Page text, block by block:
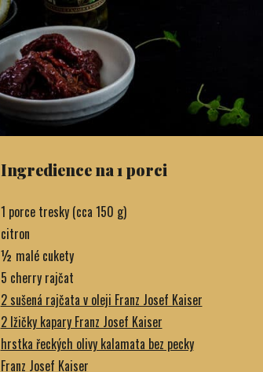
Ingredience na 1 porci
1 porce tresky (cca 150 g)
citron
½ malé cukety
5 cherry rajčat
2 sušená rajčata v oleji Franz Josef Kaiser
2 lžičky kapary Franz Josef Kaiser
hrstka řeckých olivy kalamata bez pecky
Franz Josef Kaiser